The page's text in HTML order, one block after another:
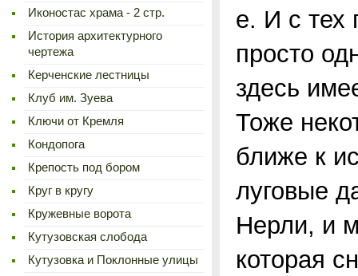
Иконостас храма - 2 стр.
История архитектурного
чертежа
Керченские лестницы
Клуб им. Зуева
Ключи от Кремля
Кондопога
Крепость под бором
Круг в кругу
Кружевные ворота
Кутузовская слобода
Кутузовка и Поклонные улицы
е. И с тех
просто
здесь
Тоже
ближе к
луговые
Нерли, и
которая